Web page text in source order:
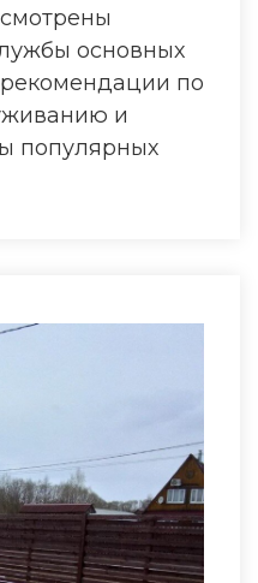
основных
по
и
популярных